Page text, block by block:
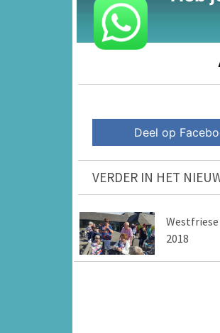
Deel op
VERDER IN HET
2018